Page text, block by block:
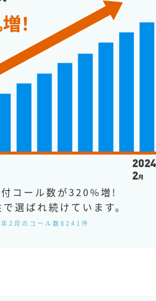
コール数が320%増!
選ばれ続けています。
2月のコール数8241件